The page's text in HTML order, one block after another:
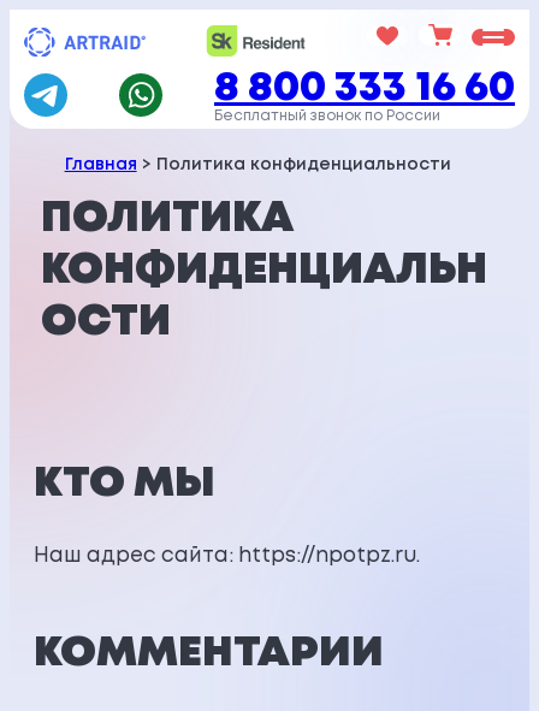
Перейти
содержимому
8 800 333 16 60
Бесплатный звонок по России
Главная > Политика конфиденциальности
ПОЛИТИКА
КОНФИДЕНЦИАЛЬН
ОСТИ
КТО МЫ
Наш адрес сайта: https://npotpz.ru.
КОММЕНТАРИИ